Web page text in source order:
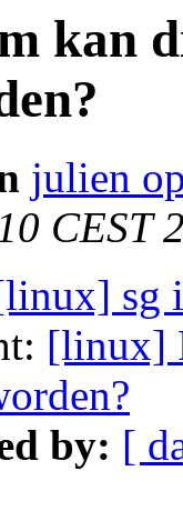
kan
julien
CEST
sg
[linux]
by: [